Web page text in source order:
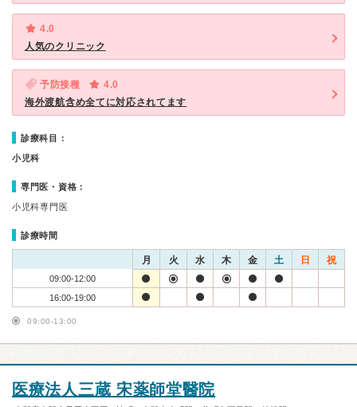
4.0
人気のクリニック
予防接種
4.0
海外渡航含め全てに対応されてます
診療科目：
小児科
専門医・資格：
小児科専門医
診療時間
月 火 水 木 金 土 日 祝
09:00-12:00
16:00-19:00
09:00-13:00
医療法人三蔵 宋薬師堂醫院